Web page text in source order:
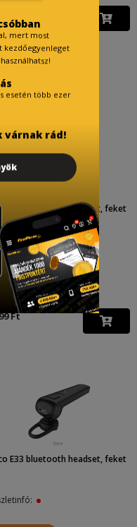
E25 bluetooth headset, feket
Ft visszajár
Ft
E33 bluetooth headset, feket
mert most
kezdőegyenleget
esetén több ezer
várnak rád!